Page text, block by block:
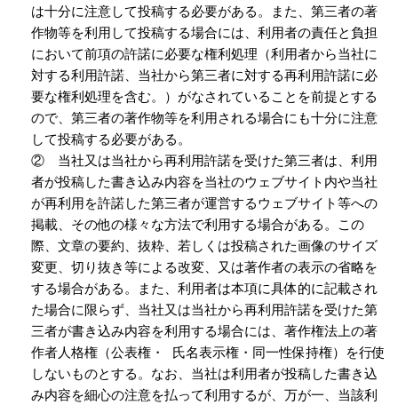
は十分に注意して投稿する必要がある。また、第三者の著
作物等を利用して投稿する場合には、利用者の責任と負担
において前項の許諾に必要な権利処理（利用者から当社に
対する利用許諾、当社から第三者に対する再利用許諾に必
要な権利処理を含む。）がなされていることを前提とする
ので、第三者の著作物等を利用される場合にも十分に注意
して投稿する必要がある。
② 当社又は当社から再利用許諾を受けた第三者は、利用
者が投稿した書き込み内容を当社のウェブサイト内や当社
が再利用を許諾した第三者が運営するウェブサイト等への
掲載、その他の様々な方法で利用する場合がある。この
際、文章の要約、抜粋、若しくは投稿された画像のサイズ
変更、切り抜き等による改変、又は著作者の表示の省略を
する場合がある。また、利用者は本項に具体的に記載され
た場合に限らず、当社又は当社から再利用許諾を受けた第
三者が書き込み内容を利用する場合には、著作権法上の著
作者人格権（公表権・ 氏名表示権・同一性保持権）を行使
しないものとする。なお、当社は利用者が投稿した書き込
み内容を細心の注意を払って利用するが、万が一、当該利